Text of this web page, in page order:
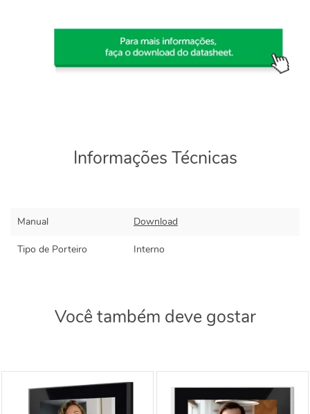
Informações Técnicas
Manual Download
Tipo de Porteiro Interno
Você também deve gostar